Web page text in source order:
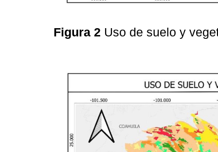
Figura 2 Uso de suelo y